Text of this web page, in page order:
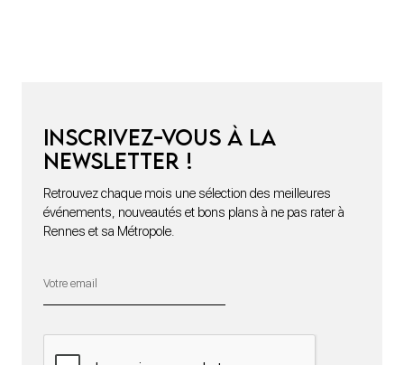
Inscrivez-vous à la
newsletter !
Retrouvez chaque mois une sélection des meilleures
événements, nouveautés et bons plans à ne pas rater à
Rennes et sa Métropole.